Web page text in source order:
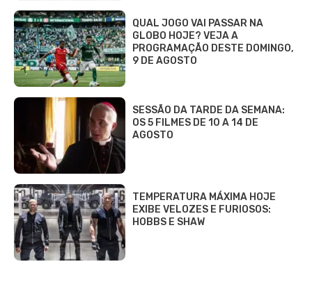
QUAL JOGO VAI PASSAR NA
GLOBO HOJE? VEJA A
PROGRAMAÇÃO DESTE DOMINGO,
9 DE AGOSTO
SESSÃO DA TARDE DA SEMANA:
OS 5 FILMES DE 10 A 14 DE
AGOSTO
TEMPERATURA MÁXIMA HOJE
EXIBE VELOZES E FURIOSOS:
HOBBS E SHAW